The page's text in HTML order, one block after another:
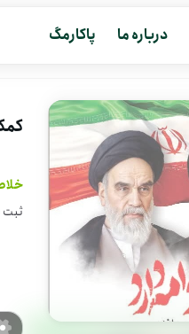
درباره ما پاکارمگ
ثبت